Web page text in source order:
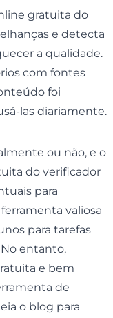
gratuita do
e detecta
a qualidade.
com fontes
foi
las diariamente.
ou não, e o
do verificador
para
valiosa
para tarefas
entanto,
e bem
de
o blog para